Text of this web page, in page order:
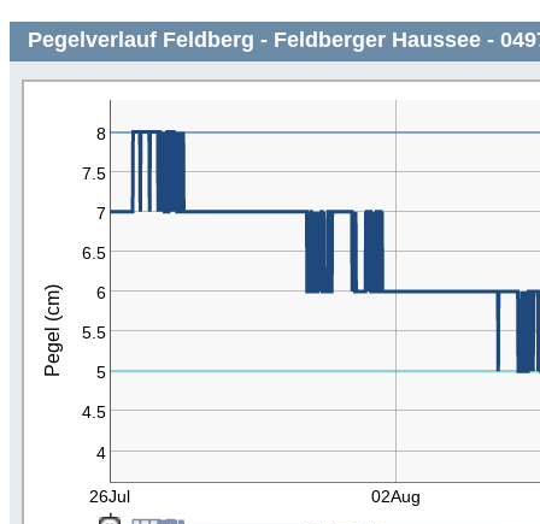
Pegelverlauf Feldberg - Feldberger Haussee -
Pegel (cm)
4
4.5
5
5.5
6
6.5
7
7.5
8
26Jul 02Aug